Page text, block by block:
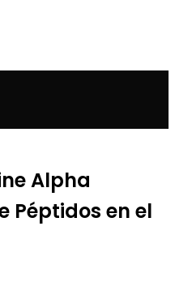
Alpha
Péptidos en el